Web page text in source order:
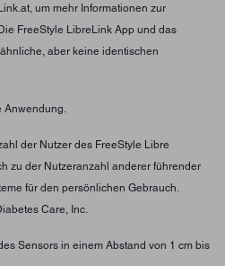
um mehr Informationen zur
FreeStyle LibreLink App und das
aber keine identischen
Anwendung.
der Nutzer des FreeStyle Libre
zu der Nutzeranzahl anderer führender
für den persönlichen Gebrauch.
Care, Inc.
Sensors in einem Abstand von 1 cm bis